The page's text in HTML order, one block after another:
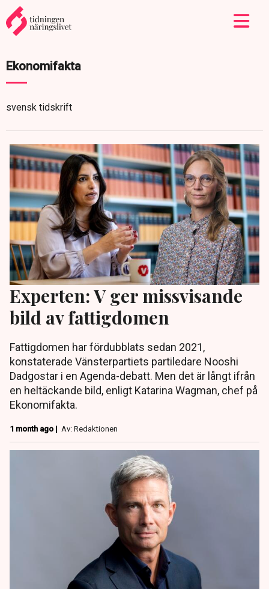
Ekonomifakta
svensk tidskrift
Experten: V ger missvisande
bild av fattigdomen
Fattigdomen har fördubblats sedan 2021,
konstaterade Vänsterpartiets partiledare Nooshi
Dadgostar i en Agenda-debatt. Men det är långt ifrån
en heltäckande bild, enligt Katarina Wagman, chef på
Ekonomifakta.
1 month ago | Av: Redaktionen